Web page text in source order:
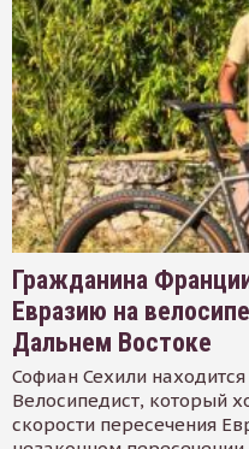
Гражданина
Евразию на
Дальнем Востоке
Софиан Сехили
Велосипедист, который
скорости пересечения